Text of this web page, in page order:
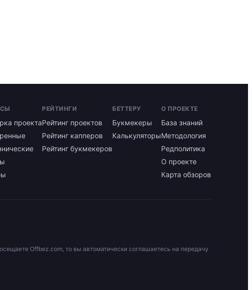
проекта
РЕЙТИНГИ
Рейтинг проектов
Рейтинг капперов
Рейтинг букмекеров
БЕТТЕРУ
Букмекеры
Калькуляторы
О ПРОЕКТЕ
База знаний
Методология
Редполитика
О проекте
Карта обзоров
Offbez.com, то вы автоматически соглашаетесь на передачу